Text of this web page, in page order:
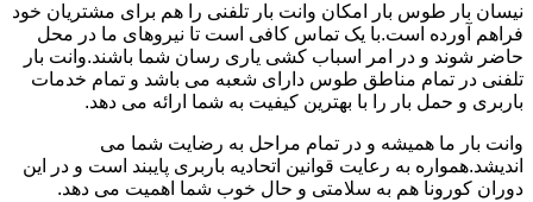
نیسان بار طوس بار امکان وانت بار تلفنی را هم برای مشتریان خود
فراهم آورده است.با یک تماس کافی است تا نیروهای ما در محل
حاضر شوند و در امر اسباب کشی یاری رسان شما باشند.وانت بار
تلفنی در تمام مناطق طوس دارای شعبه می باشد و تمام خدمات
باربری و حمل بار را با بهترین کیفیت به شما ارائه می دهد.
وانت بار ما همیشه و در تمام مراحل به رضایت شما می
اندیشد.همواره به رعایت قوانین اتحادیه باربری پایبند است و در این
دوران کورونا هم به سلامتی و حال خوب شما اهمیت می دهد.